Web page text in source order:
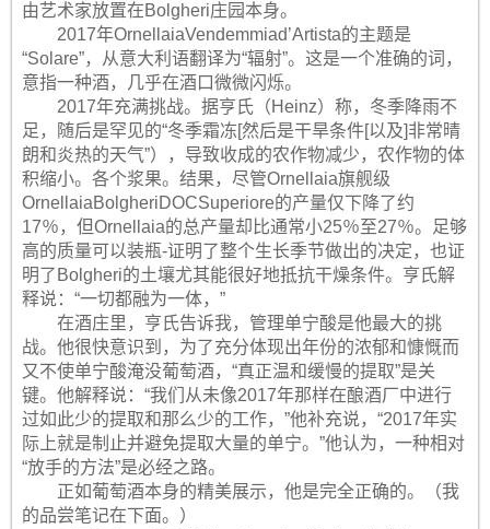
由艺术家放置在Bolgheri庄园本身。
2017年OrnellaiaVendemmiad’Artista的主题是
“Solare”，从意大利语翻译为“辐射”。这是一个准确的词，
意指一种酒，几乎在酒口微微闪烁。
2017年充满挑战。据亨氏（Heinz）称，冬季降雨不
足，随后是罕见的“冬季霜冻[然后是干旱条件[以及]非常晴
朗和炎热的天气”），导致收成的农作物减少，农作物的体
积缩小。各个浆果。结果，尽管Ornellaia旗舰级
OrnellaiaBolgheriDOCSuperiore的产量仅下降了约
17％，但Ornellaia的总产量却比通常小25％至27％。足够
高的质量可以装瓶-证明了整个生长季节做出的决定，也证
明了Bolgheri的土壤尤其能很好地抵抗干燥条件。亨氏解
释说：“一切都融为一体，”
在酒庄里，亨氏告诉我，管理单宁酸是他最大的挑
战。他很快意识到，为了充分体现出年份的浓郁和慷慨而
又不使单宁酸淹没葡萄酒，“真正温和缓慢的提取”是关
键。他解释说：“我们从未像2017年那样在酿酒厂中进行
过如此少的提取和那么少的工作，”他补充说，“2017年实
际上就是制止并避免提取大量的单宁。”他认为，一种相对
“放手的方法”是必经之路。
正如葡萄酒本身的精美展示，他是完全正确的。（我
的品尝笔记在下面。）